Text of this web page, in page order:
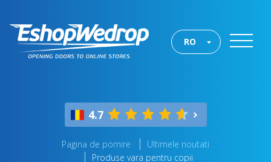
RO
4.7
Pagina de pornire
Ultimele noutati
Produse vara pentru copii